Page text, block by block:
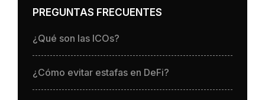
PREGUNTAS FRECUENTES
¿Qué son las ICOs?
¿Cómo evitar estafas en DeFi?